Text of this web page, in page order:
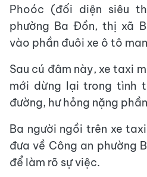
Phoóc (đối diện siêu
phường Ba Đồn, thị xã
vào phần đuôi xe ô tô
Sau cú đâm này, xe taxi
mới dừng lại trong tình
đường, hư hỏng nặng
Ba người ngồi trên xe
đưa về Công an phường
để làm rõ sự việc.